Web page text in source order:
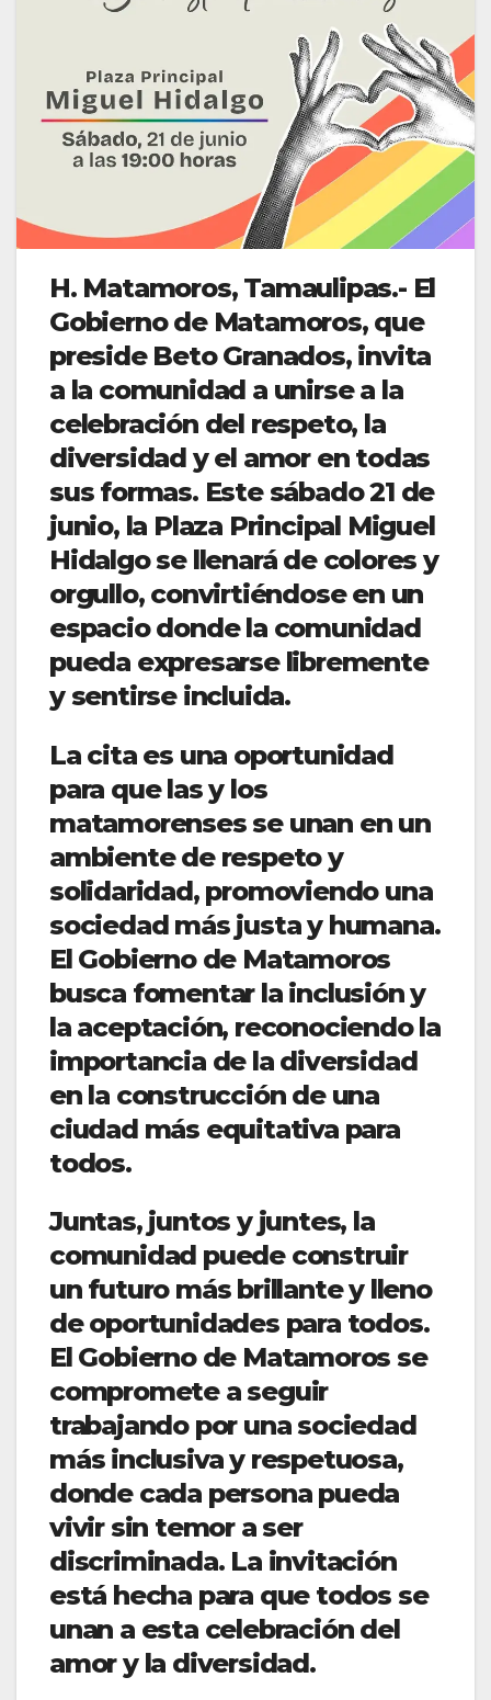
H. Matamoros, Tamaulipas.- El
Gobierno de Matamoros, que
preside Beto Granados, invita
a la comunidad a unirse a la
celebración del respeto, la
diversidad y el amor en todas
sus formas. Este sábado 21 de
junio, la Plaza Principal Miguel
Hidalgo se llenará de colores y
orgullo, convirtiéndose en un
espacio donde la comunidad
pueda expresarse libremente
y sentirse incluida.
La cita es una oportunidad
para que las y los
matamorenses se unan en un
ambiente de respeto y
solidaridad, promoviendo una
sociedad más justa y humana.
El Gobierno de Matamoros
busca fomentar la inclusión y
la aceptación, reconociendo la
importancia de la diversidad
en la construcción de una
ciudad más equitativa para
todos.
Juntas, juntos y juntes, la
comunidad puede construir
un futuro más brillante y lleno
de oportunidades para todos.
El Gobierno de Matamoros se
compromete a seguir
trabajando por una sociedad
más inclusiva y respetuosa,
donde cada persona pueda
vivir sin temor a ser
discriminada. La invitación
está hecha para que todos se
unan a esta celebración del
amor y la diversidad.